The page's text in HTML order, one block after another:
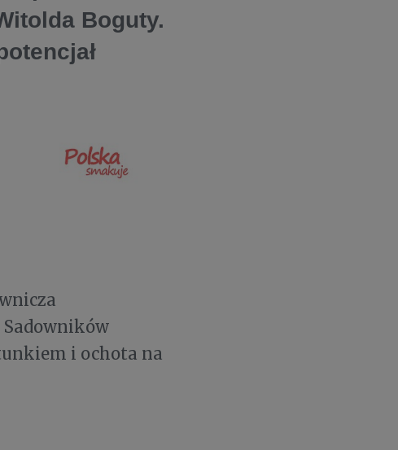
Boguty.
Sadowników
i ochota na